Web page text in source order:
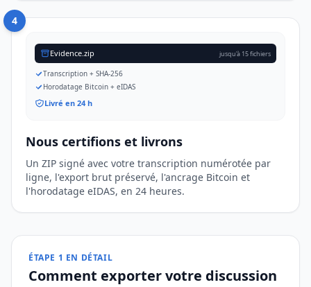
4
Evidence.zip jusqu'à 15 fichiers
Transcription + SHA-256
Horodatage Bitcoin + eIDAS
Livré en 24 h
Nous certifions et livrons
Un ZIP signé avec votre transcription numérotée par
ligne, l'export brut préservé, l'ancrage Bitcoin et
l'horodatage eIDAS, en 24 heures.
ÉTAPE 1 EN DÉTAIL
Comment exporter votre discussion